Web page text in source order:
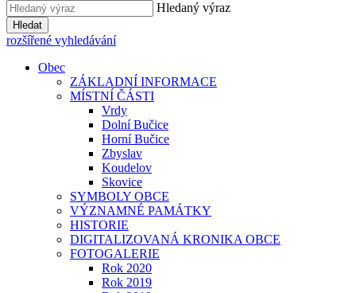
Hledaný výraz
Hledat
rozšířené vyhledávání
Obec
ZÁKLADNÍ INFORMACE
MÍSTNÍ ČÁSTI
Vrdy
Dolní Bučice
Horní Bučice
Zbyslav
Koudelov
Skovice
SYMBOLY OBCE
VÝZNAMNÉ PAMÁTKY
HISTORIE
DIGITALIZOVANÁ KRONIKA OBCE
FOTOGALERIE
Rok 2020
Rok 2019